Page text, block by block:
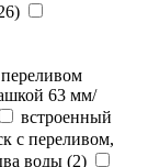
)
63 мм/
встроенный
с переливом,
воды (2)